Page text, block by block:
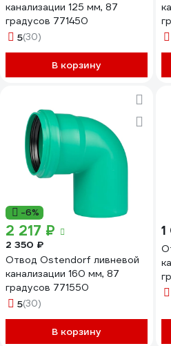
канализации 125 мм, 87
градусов 771450
5(30)
В корзину
-6%
2 217 ₽
2 350 ₽
Отвод Ostendorf ливневой
канализации 160 мм, 87
градусов 771550
5(30)
В корзину